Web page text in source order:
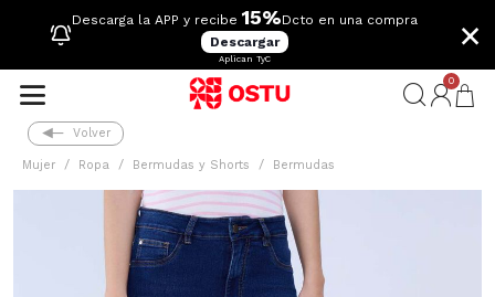
Descarga la APP y recibe 15%Dcto en una compra
Descargar
Aplican TyC
×
0
Volver
Mujer Ropa Bermudas y Shorts Bermudas